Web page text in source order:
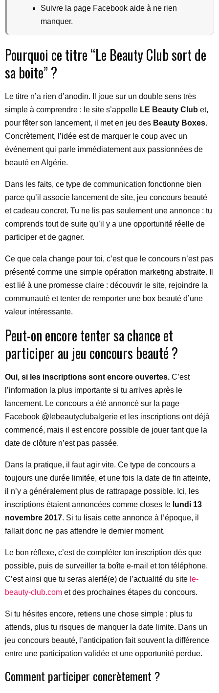
Suivre la page Facebook aide à ne rien
manquer.
Pourquoi ce titre “Le Beauty Club sort de
sa boite” ?
Le titre n’a rien d’anodin. Il joue sur un double sens très
simple à comprendre : le site s’appelle LE Beauty Club et,
pour fêter son lancement, il met en jeu des Beauty Boxes.
Concrètement, l’idée est de marquer le coup avec un
événement qui parle immédiatement aux passionnées de
beauté en Algérie.
Dans les faits, ce type de communication fonctionne bien
parce qu’il associe lancement de site, jeu concours beauté
et cadeau concret. Tu ne lis pas seulement une annonce : tu
comprends tout de suite qu’il y a une opportunité réelle de
participer et de gagner.
Ce que cela change pour toi, c’est que le concours n’est pas
présenté comme une simple opération marketing abstraite. Il
est lié à une promesse claire : découvrir le site, rejoindre la
communauté et tenter de remporter une box beauté d’une
valeur intéressante.
Peut-on encore tenter sa chance et
participer au jeu concours beauté ?
Oui, si les inscriptions sont encore ouvertes. C’est
l’information la plus importante si tu arrives après le
lancement. Le concours a été annoncé sur la page
Facebook @lebeautyclubalgerie et les inscriptions ont déjà
commencé, mais il est encore possible de jouer tant que la
date de clôture n’est pas passée.
Dans la pratique, il faut agir vite. Ce type de concours a
toujours une durée limitée, et une fois la date de fin atteinte,
il n’y a généralement plus de rattrapage possible. Ici, les
inscriptions étaient annoncées comme closes le lundi 13
novembre 2017. Si tu lisais cette annonce à l’époque, il
fallait donc ne pas attendre le dernier moment.
Le bon réflexe, c’est de compléter ton inscription dès que
possible, puis de surveiller ta boîte e-mail et ton téléphone.
C’est ainsi que tu seras alerté(e) de l’actualité du site le-
beauty-club.com et des prochaines étapes du concours.
Si tu hésites encore, retiens une chose simple : plus tu
attends, plus tu risques de manquer la date limite. Dans un
jeu concours beauté, l’anticipation fait souvent la différence
entre une participation validée et une opportunité perdue.
Comment participer concrètement ?